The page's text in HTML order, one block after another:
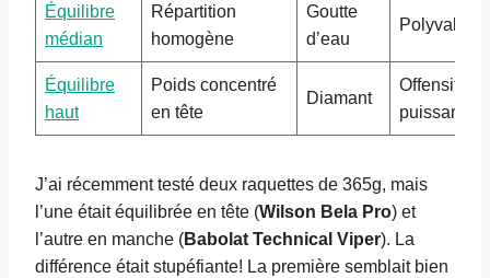
Équilibre
médian
Répartition
homogène
Goutte
d’eau
Polyvalent
Équilibre
haut
Poids concentré
en tête
Diamant
Offensif,
puissance
J’ai récemment testé deux raquettes de 365g, mais
l’une était équilibrée en tête (Wilson Bela Pro) et
l’autre en manche (Babolat Technical Viper). La
différence était stupéfiante! La première semblait bien